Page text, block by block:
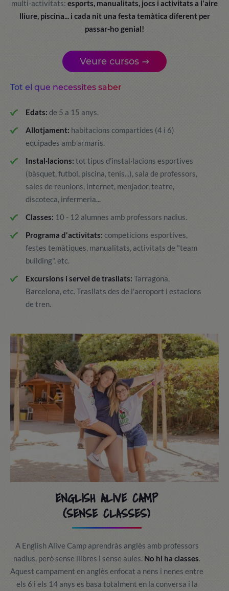
multi-activitats: esports, manualitats, jocs i activitats a l'aire
lliure, piscina... i cada nit una festa temàtica diferent per
passar-ho genial!
Veure cursos
Tot el que necessites saber
Edats: de 5 a 15 anys.
Allotjament: habitacions compartides (4 i 6)
equipades amb armaris.
Instal·lacions: tot tipus d'instal·lacions esportives
(bàsquet, futbol, piscina, tenis...), sala de professors,
sales de reunions, internet, menjador, teatre,
discoteca, infermeria...
Classes: 10 - 12 alumnes amb professors nadius.
Programa d'activitats: competicions esportives,
festes temàtiques, manualitats, activitats de "team
building", etc.
Excursions i servei de trasllats: Tarragona,
Barcelona, etc. Trasllats des de l'aeroport i estacions
de tren.
ENGLISH ALIVE CAMP
(SENSE CLASSES)
A English Alive Camp aprendràs anglès amb professors
nadius, però sense llibres i sense aules. No hi ha classes.
Aquest campament en anglès enfocat a nens i nenes entre
els 6 i els 14 anys es basa totalment en la conversa i la